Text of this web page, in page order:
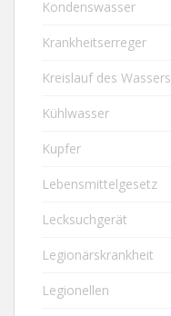
Kondenswasser
Krankheitserreger
Kreislauf des Wassers
Kühlwasser
Kupfer
Lebensmittelgesetz
Lecksuchgerät
Legionärskrankheit
Legionellen